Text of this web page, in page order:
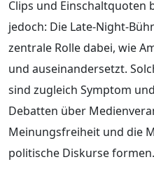
Clips und Einschaltquoten
jedoch: Die Late-Night-
zentrale Rolle dabei, wie
und auseinandersetzt.
sind zugleich Symptom
Debatten über
Meinungsfreiheit und die
politische Diskurse formen.